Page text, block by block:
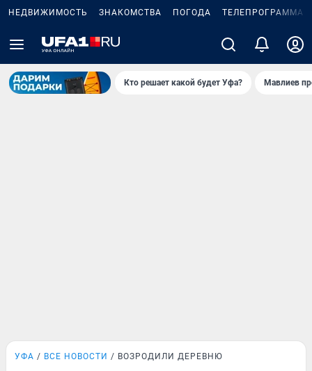
НЕДВИЖИМОСТЬ ЗНАКОМСТВА ПОГОДА ТЕЛЕПРОГРАММА
Кто решает какой будет Уфа? Мавлиев
УФА ВСЕ НОВОСТИ ВОЗРОДИЛИ ДЕРЕВНЮ